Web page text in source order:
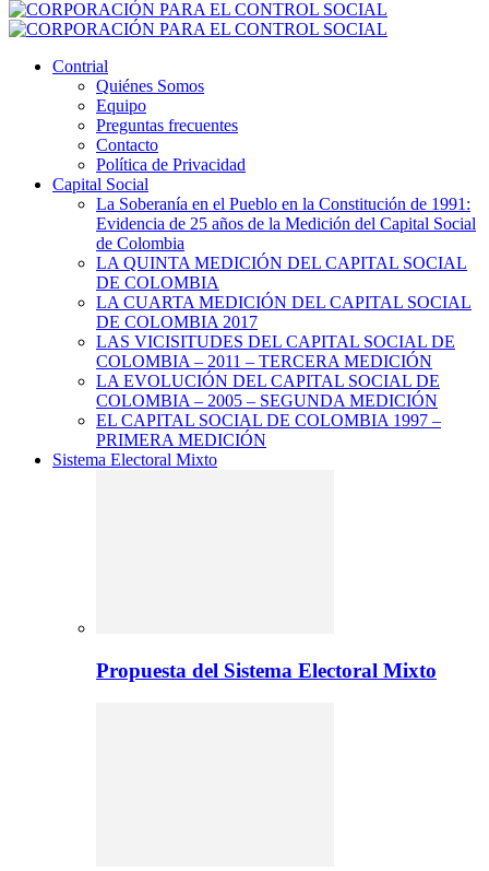
Contrial
Quiénes Somos
Equipo
Preguntas frecuentes
Contacto
Política de Privacidad
Capital Social
La Soberanía en el Pueblo en la Constitución de 1991:
Evidencia de 25 años de la Medición del Capital Social
de Colombia
LA QUINTA MEDICIÓN DEL CAPITAL SOCIAL
DE COLOMBIA
LA CUARTA MEDICIÓN DEL CAPITAL SOCIAL
DE COLOMBIA 2017
LAS VICISITUDES DEL CAPITAL SOCIAL DE
COLOMBIA – 2011 – TERCERA MEDICIÓN
LA EVOLUCIÓN DEL CAPITAL SOCIAL DE
COLOMBIA – 2005 – SEGUNDA MEDICIÓN
EL CAPITAL SOCIAL DE COLOMBIA 1997 –
PRIMERA MEDICIÓN
Sistema Electoral Mixto
Propuesta del Sistema Electoral Mixto